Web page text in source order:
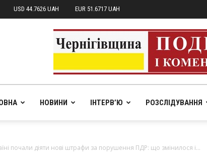
USD 44.7626 UAH EUR 51.6717 UAH
pik.in.ua
НОВИНИ ІНТЕРВ’Ю РОЗСЛІДУВАННЯ
почали діяти нові штрафи за порушення ПДР: що змінилося і...